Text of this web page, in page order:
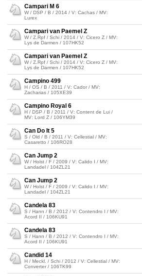
Campari M 6
W / DSP / B / 2014 / V: Cachas / MV:
Lurex
Campari van Paemel Z
W / Z.Rpf / Schi / 2014 / V: Cicero Z / MV:
Lys de Darmen / 107HK52
Campari van Paemel Z
W / Z.Rpf / Schi / 2014 / V: Cicero Z / MV:
Lys de Darmen / 107HK52
Campino 499
H / OS / B / 2011 / V: Cador / MV:
Zacharias / 105XE39
Campino Royal 6
H / DSP / B / 2011 / V: Content de Lui /
MV: Lord Z / 106YM39
Can Do It 5
S / Old / B / 2011 / V: Cellestial / MV:
Casaretto / 106RO28
Can Jump 2
W / Holst / F / 2009 / V: Calido I / MV:
Landadel / 104ZL21
Can Jump 2
W / Holst / F / 2009 / V: Calido I / MV:
Landadel / 104ZL21
Candela 83
S / Hann / B / 2012 / V: Contendro I / MV:
Acord II / 106KU91
Candela 83
S / Hann / B / 2012 / V: Contendro I / MV:
Acord II / 106KU91
Candid 14
H / Meckl. / Schi / 2012 / V: Cellestial / MV:
Converter / 106TK99